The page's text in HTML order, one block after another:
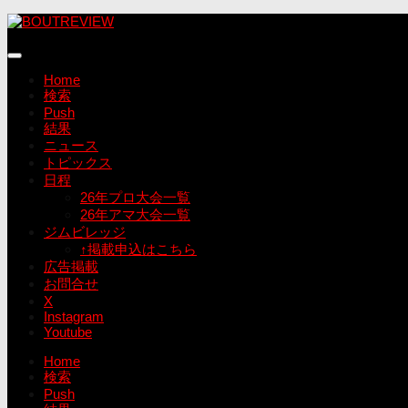
コ
テ
Home
検索
Push
結果
ニュース
トピックス
日程
26年プロ大会一覧
26年アマ大会一覧
ジムビレッジ
↑掲載申込はこちら
広告掲載
お問合せ
X
Instagram
Youtube
Home
検索
Push